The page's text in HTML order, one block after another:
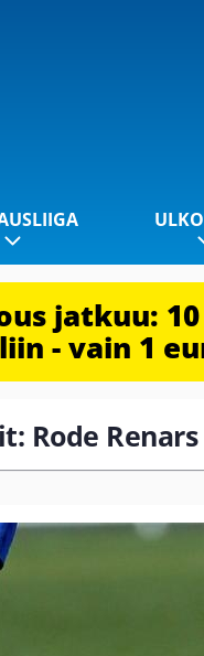
jatkuu:
- vain 1
Rode Renars